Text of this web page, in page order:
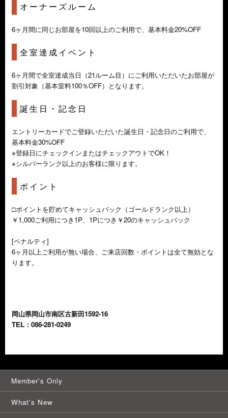
オーナーズルーム
6ヶ月間に同じお部屋を10回以上のご利用で、基本料金20%OFF
全室達成イベント
6ヶ月間で全室達成当日（21ルーム目）にご利用いただいたお部屋が
割引対象（基本室料100％OFF）となります。
誕生日・記念日
エントリーカードでご登録いただいた誕生日・記念日のご利用で、
基本料金30%OFF
※登録日にチェックインまたはチェックアウトでOK！
※シルバーランク以上のお客様に限ります。
ポイント
□ポイントを貯めてキャッシュバック（ゴールドランク以上）
￥1,000ご利用につき1P、1Pにつき￥20のキャッシュバック
[ペナルティ]
6ヶ月以上ご利用が無い場合、ご来店回数・ポイントは全て無効とな
ります。
岡山県岡山市南区古新田1592-16
TEL：086-281-0249
Member's Only
What's New